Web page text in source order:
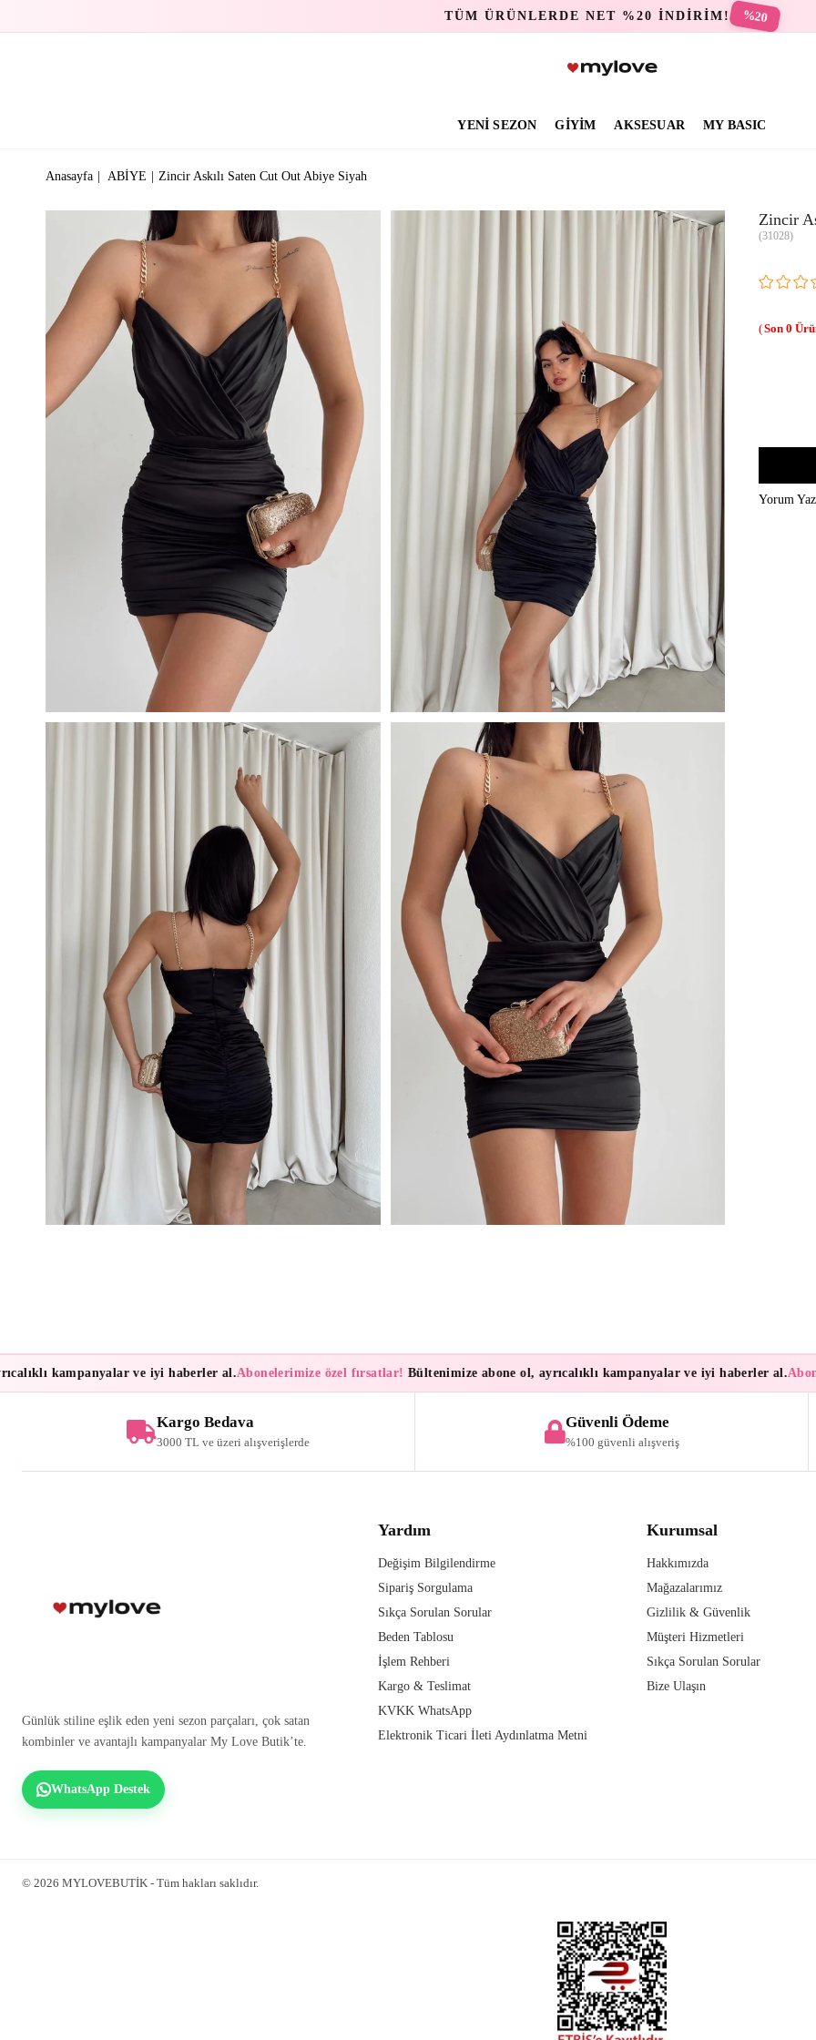
TÜM ÜRÜNLERDE NET %20 İNDİRİM! %20
YENİ SEZON GİYİM AKSESUAR MY BASIC
Anasayfa ABİYE Zincir Askılı Saten Cut Out Abiye Siyah
Zincir
(31028)
0
Yorum Yaz
kampanyalar ve iyi haberler al. Abonelerimize özel fırsatlar!Bültenimize abone ol, ayrıcalıklı kampanyalar ve iyi haberler al.
Kargo Bedava
3000 TL ve üzeri alışverişlerde
Güvenli Ödeme
%100 güvenli alışveriş
Günlük stiline eşlik eden yeni sezon parçaları, çok satan
kombinler ve avantajlı kampanyalar My Love Butik’te.
WhatsApp Destek
Yardım
Değişim Bilgilendirme
Sipariş Sorgulama
Sıkça Sorulan Sorular
Beden Tablosu
İşlem Rehberi
Kargo & Teslimat
KVKK WhatsApp
Elektronik Ticari İleti Aydınlatma Metni
Kurumsal
Hakkımızda
Mağazalarımız
Gizlilik & Güvenlik
Müşteri Hizmetleri
Sıkça Sorulan Sorular
Bize Ulaşın
© 2026 MYLOVEBUTİK - Tüm hakları saklıdır.